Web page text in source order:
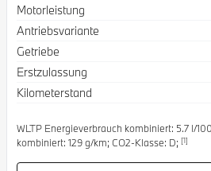
Spezifikation
Motorleistung
Antriebsvariante
Getriebe
Erstzulassung
Kilometerstand
WLTP Energieverbrauch kombiniert: 5.7 l/
kombiniert: 129 g/km; CO2-Klasse: D; [1]